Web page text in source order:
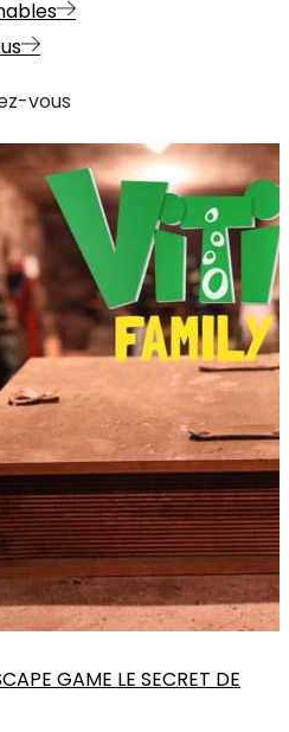
vous
GAME LE SECRET DE